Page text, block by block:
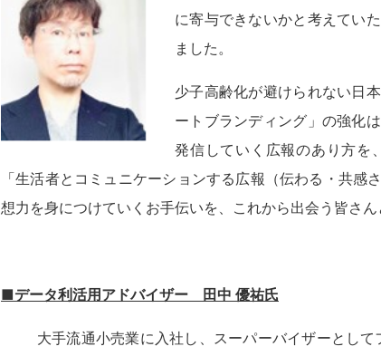
に寄与できないかと考えてい
ました。
少子高齢化が避けられない日
ートブランディング」の強化
発信していく広報のあり方を
「生活者とコミュニケーションする広報（伝わる・共
想力を身につけていくお手伝いを、これから出会う皆さ
■データ利活用アドバイザー 田中 優祐氏
大手流通小売業に入社し、スーパーバイザーとし